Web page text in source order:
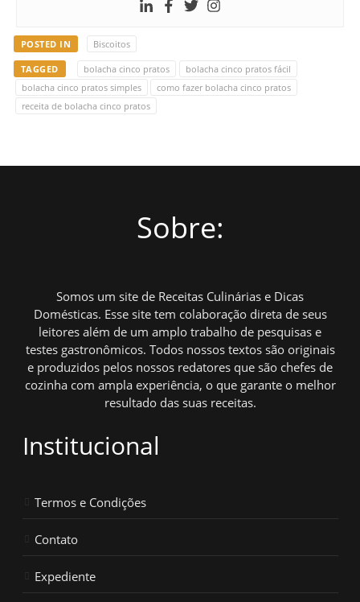
POSTED IN Biscoitos
TAGGED bolacha cinco pratos
bolacha cinco pratos fácil
bolacha cinco pratos simples
como fazer bolacha cinco pratos
receita de bolacha cinco pratos
Sobre:
Somos um site de Receitas Culinárias e Dicas
Domésticas. Esse site tem colaboração direta de seus
leitores além de um amplo trabalho de pesquisas e
testes gastronômicos. Todos nossos textos são originais
e produzidos pelos nossos redatores que são chefes de
cozinha com ampla experiência, o que garante o melhor
resultado das suas receitas.
Institucional
Termos e Condições
Contato
Expediente